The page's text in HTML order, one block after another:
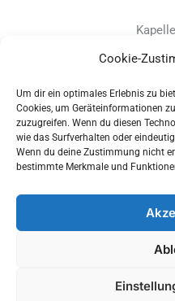
Cookie-
Um dir ein optimales Erlebnis zu
Cookies, um Geräteinformationen
zuzugreifen. Wenn du diesen
wie das Surfverhalten oder
Wenn du deine Zustimmung nicht
bestimmte Merkmale und
D-
+49 -
Copyright © 2026
Rechte vorbehalten |